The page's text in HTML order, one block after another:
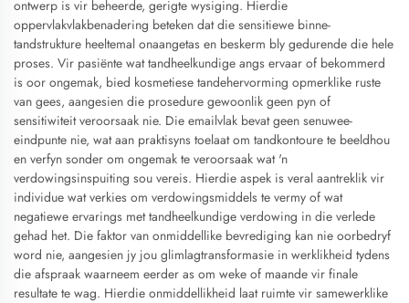
ontwerp is vir beheerde, gerigte wysiging. Hierdie
oppervlakvlakbenadering beteken dat die sensitiewe binne-
tandstrukture heeltemal onaangetas en beskerm bly gedurende die hele
proses. Vir pasiënte wat tandheelkundige angs ervaar of bekommerd
is oor ongemak, bied kosmetiese tandehervorming opmerklike ruste
van gees, aangesien die prosedure gewoonlik geen pyn of
sensitiwiteit veroorsaak nie. Die emailvlak bevat geen senuwee-
eindpunte nie, wat aan praktisyns toelaat om tandkontoure te beeldhou
en verfyn sonder om ongemak te veroorsaak wat 'n
verdowingsinspuiting sou vereis. Hierdie aspek is veral aantreklik vir
individue wat verkies om verdowingsmiddels te vermy of wat
negatiewe ervarings met tandheelkundige verdowing in die verlede
gehad het. Die faktor van onmiddellike bevrediging kan nie oorbedryf
word nie, aangesien jy jou glimlagtransformasie in werklikheid tydens
die afspraak waarneem eerder as om weke of maande vir finale
resultate te wag. Hierdie onmiddellikheid laat ruimte vir samewerklike